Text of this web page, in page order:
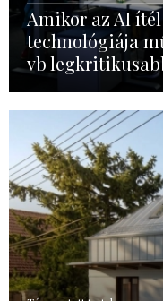
Amikor az AI
technológiája
vb